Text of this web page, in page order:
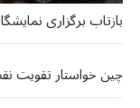
بازتاب برگزاری
چین خواستار تقویت